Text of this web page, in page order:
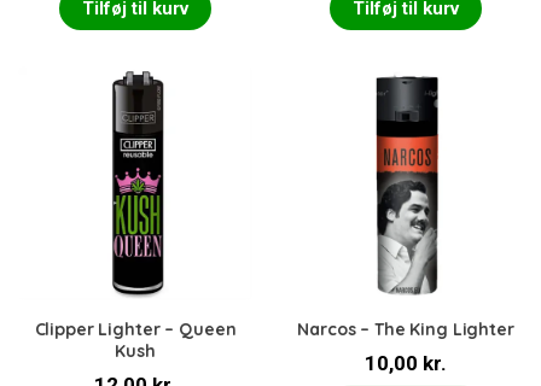
Tilføj til kurv Tilføj til kurv
Clipper Lighter – Queen
Kush
Narcos – The King Lighter
10,00 kr.